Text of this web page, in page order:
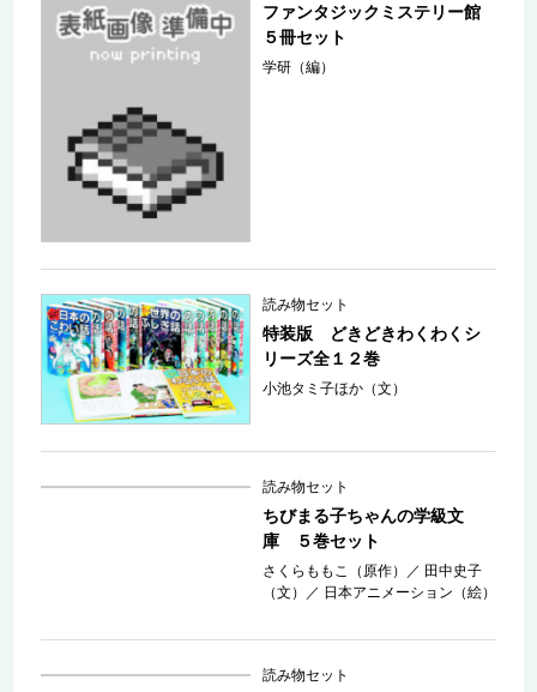
ファンタジックミステリー館
５冊セット
学研（編）
読み物セット
特装版 どきどきわくわくシ
リーズ全１２巻
小池タミ子ほか（文）
読み物セット
ちびまる子ちゃんの学級文
庫 ５巻セット
さくらももこ（原作） ／ 田中史子
（文）
／ 日本アニメーション（絵）
読み物セット